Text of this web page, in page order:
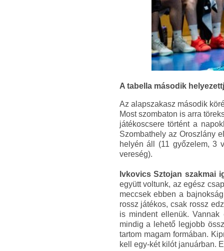
A tabella második
Az alapszakasz második
Most szombaton is arra
játékoscsere történt a
Szombathely az Oroszlány
helyén áll (11 győzelem, 3
vereség).
Ivkovics Sztojan szakmai
együtt voltunk, az egész
meccsek ebben a
rossz játékos, csak rossz
is mindent ellenük. Vannak
mindig a lehető legjobb
tartom magam formában.
kell egy-két kilót januárban.